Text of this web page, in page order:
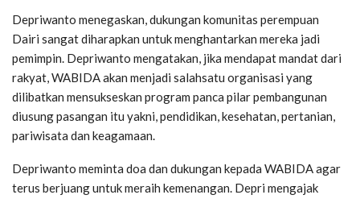
Depriwanto menegaskan, dukungan komunitas perempuan
Dairi sangat diharapkan untuk menghantarkan mereka jadi
pemimpin. Depriwanto mengatakan, jika mendapat mandat dari
rakyat, WABIDA akan menjadi salahsatu organisasi yang
dilibatkan mensukseskan program panca pilar pembangunan
diusung pasangan itu yakni, pendidikan, kesehatan, pertanian,
pariwisata dan keagamaan.
Depriwanto meminta doa dan dukungan kepada WABIDA agar
terus berjuang untuk meraih kemenangan. Depri mengajak